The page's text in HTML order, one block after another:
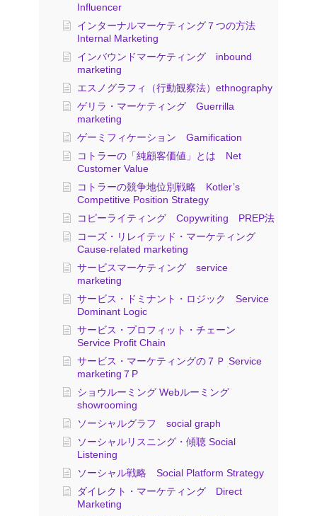
Influencer
インターナルマーケティング７つの方法
Internal Marketing
インバウンドマーケティング inbound
marketing
エスノグラフィ（行動観察法）ethnography
ゲリラ・マーケティング Guerrilla
marketing
ゲーミフィケーション Gamification
コトラーの「純顧客価値」とは Net
Customer Value
コトラーの競争地位別戦略 Kotler’s
Competitive Position Strategy
コピーライティング Copywriting PREP法
コーズ・リレイテッド・マーケティング
Cause-related marketing
サービスマーケティング service
marketing
サービス・ドミナント・ロジック Service
Dominant Logic
サービス・プロフィット・チェーン
Service Profit Chain
サービス・マーケティングの７Ｐ Service
marketing７P
ショウルーミング Webルーミング
showrooming
ソーシャルグラフ social graph
ソーシャルリスニング・傾聴 Social
Listening
ソーシャル戦略 Social Platform Strategy
ダイレクト・マーケティング Direct
Marketing